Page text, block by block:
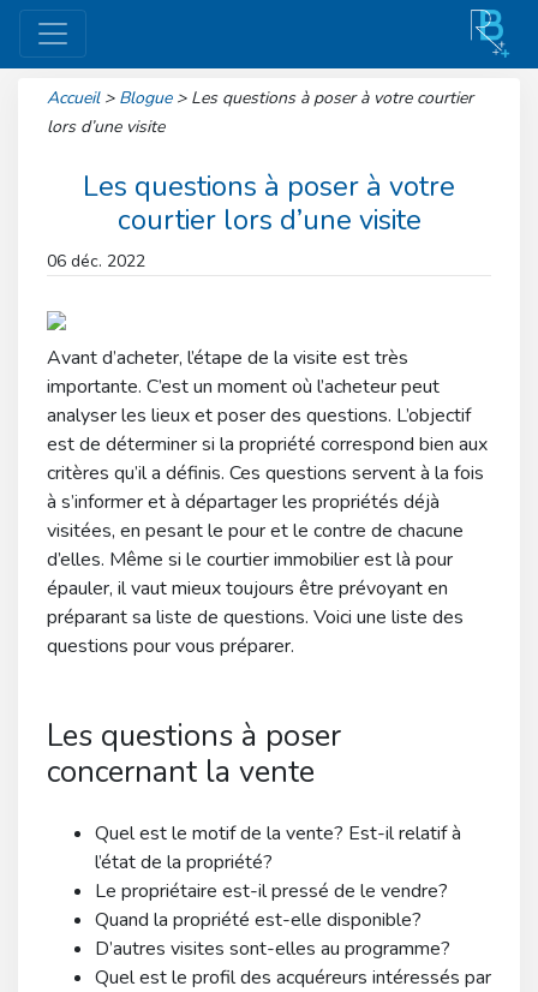
Accueil > Blogue > Les questions à poser à votre courtier
lors d’une visite
Les questions à poser à votre
courtier lors d’une visite
06 déc. 2022
Avant d’acheter, l’étape de la visite est très
importante. C’est un moment où l’acheteur peut
analyser les lieux et poser des questions. L’objectif
est de déterminer si la propriété correspond bien aux
critères qu’il a définis. Ces questions servent à la fois
à s’informer et à départager les propriétés déjà
visitées, en pesant le pour et le contre de chacune
d’elles. Même si le courtier immobilier est là pour
épauler, il vaut mieux toujours être prévoyant en
préparant sa liste de questions. Voici une liste des
questions pour vous préparer.
Les questions à poser
concernant la vente
Quel est le motif de la vente? Est-il relatif à
l’état de la propriété?
Le propriétaire est-il pressé de le vendre?
Quand la propriété est-elle disponible?
D’autres visites sont-elles au programme?
Quel est le profil des acquéreurs intéressés par